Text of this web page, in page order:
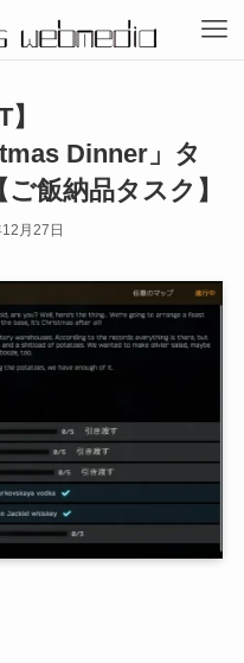
Dinner」タ
飯納品タスク】
月27日